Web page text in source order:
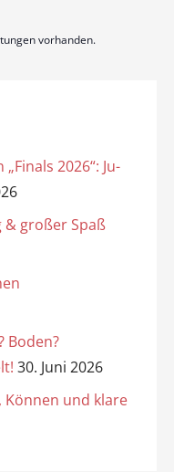
vorhanden.
2026“: Ju-
& großer Spaß
Boden?
30. Juni 2026
Können und klare